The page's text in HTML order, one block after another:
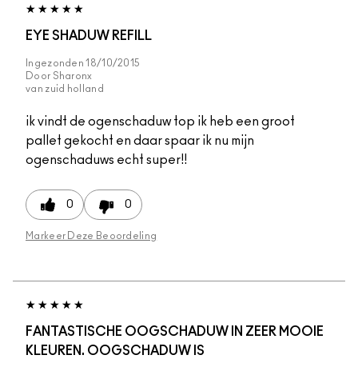
EYE SHADUW REFILL
Ingezonden18/10/2015
Door Sharonx
van zuid holland
ik vindt de ogenschaduw top ik heb een groot
pallet gekocht en daar spaar ik nu mijn
ogenschaduws echt super!!
0 0
Markeer Deze Beoordeling
FANTASTISCHE OOGSCHADUW IN ZEER MOOIE
KLEUREN. OOGSCHADUW IS